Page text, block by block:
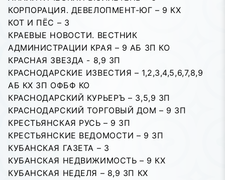
КОРПОРАЦИЯ. ДЕВЕЛОПМЕНТ-ЮГ – 9 КХ
КОТ И ПЁС – 3
КРАЕВЫЕ НОВОСТИ. ВЕСТНИК
АДМИНИСТРАЦИИ КРАЯ – 9 АБ ЗП КО
КРАСНАЯ ЗВЕЗДА - 8,9 ЗП
КРАСНОДАРСКИЕ ИЗВЕСТИЯ – 1,2,3,4,5,6,7,8,9
АБ КХ ЗП ОФБФ КО
КРАСНОДАРСКИЙ КУРЬЕРЪ – 3,5,9 ЗП
КРАСНОДАРСКИЙ ТОРГОВЫЙ ДОМ – 9 ЗП
КРЕСТЬЯНСКАЯ РУСЬ – 9 ЗП
КРЕСТЬЯНСКИЕ ВЕДОМОСТИ – 9 ЗП
КУБАНСКАЯ ГАЗЕТА – 3
КУБАНСКАЯ НЕДВИЖИМОСТЬ – 9 КХ
КУБАНСКАЯ НЕДЕЛЯ – 8,9 ЗП КХ